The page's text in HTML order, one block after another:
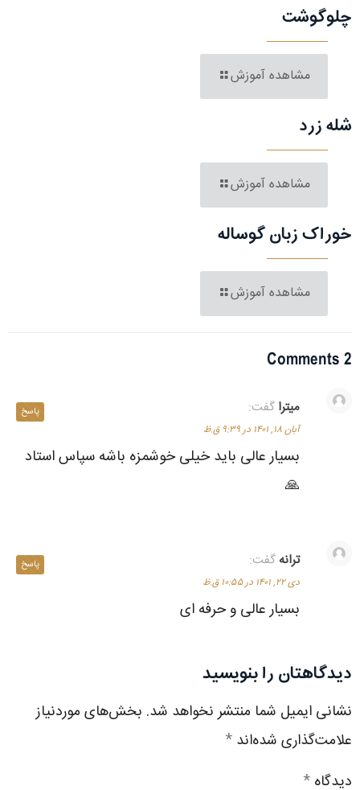
چلوگوشت
مشاهده آموزش
شله زرد
مشاهده آموزش
خوراک زبان گوساله
مشاهده آموزش
2 Comments
میترا گفت:
آبان ۱۸, ۱۴۰۱ در ۹:۳۹ ق.ظ
بسیار عالی باید خیلی خوشمزه باشه سپاس استاد
🙏
پاسخ
ترانه گفت:
دی ۲۲, ۱۴۰۱ در ۱۰:۵۵ ق.ظ
بسیار عالی و حرفه ای
پاسخ
دیدگاهتان را بنویسید
نشانی ایمیل شما منتشر نخواهد شد. بخش‌های موردنیاز
علامت‌گذاری شده‌اند *
دیدگاه *